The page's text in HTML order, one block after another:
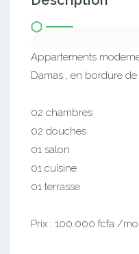
Appartements
Damas , en bordure
02 chambres
02 douches
01 salon
01 cuisine
01 terrasse
Prix : 100.000 fcfa /